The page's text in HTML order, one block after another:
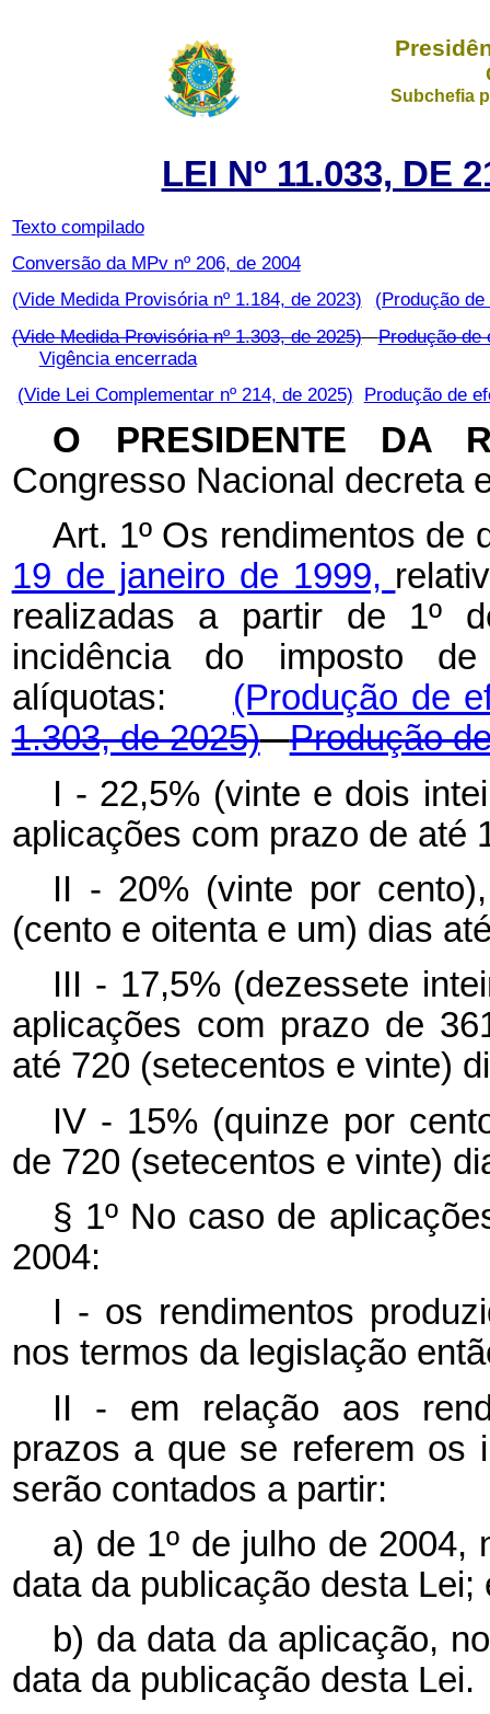
Subchefia
LEI Nº 11.033, DE
Texto compilado
Conversão da MPv nº 206, de 2004
(Vide Medida Provisória nº 1.184, de 2023)
(Produção
(Vide Medida Provisória nº 1.303, de 2025)
Produção de
Vigência encerrada
(Vide Lei Complementar nº 214, de 2025)
Produção de
O PRESIDENTE DA
Congresso Nacional decreta
Art. 1º Os rendimentos de
19 de janeiro de 1999,
realizadas a partir de 1º
incidência do imposto
alíquotas: (Produção de
1.303, de 2025)
Produção
I - 22,5% (vinte e dois
aplicações com prazo de até
II - 20% (vinte por
(cento e oitenta e um) dias
III - 17,5% (dezessete
aplicações com prazo de
até 720 (setecentos e vinte)
IV - 15% (quinze por
de 720 (setecentos e vinte)
§ 1º No caso de
2004:
I - os rendimentos
nos termos da legislação
II - em relação aos
prazos a que se referem
serão contados a partir:
a) de 1º de julho de 2004,
data da publicação desta Lei;
b) da data da aplicação,
data da publicação desta Lei.